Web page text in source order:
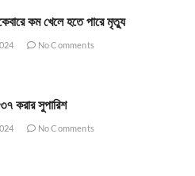
কম খেলে হতে পারে মৃত্যু
No Comments
করার সুপারিশ
No Comments